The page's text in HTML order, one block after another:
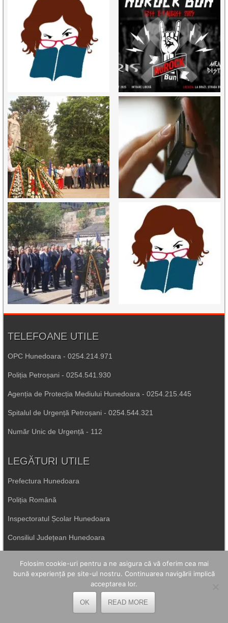
TELEFOANE UTILE
OPC Hunedoara - 0254.214.971
Poliția Petroșani - 0254.541.930
Agenția de Protecția Mediului Hunedoara - 0254.215.445
Spitalul de Urgență Petroșani - 0254.544.321
Număr Unic de Urgență - 112
LEGĂTURI UTILE
Prefectura Hunedoara
Poliția Română
Inspectoratul Școlar Hunedoara
Consiliul Județean Hunedoara
Folosim cookie-uri pentru a ne asigura că vă oferim cea mai
bună experiență pe site-ul nostru. Continuarea navigării implică
acceptarea lor.
OK READ MORE